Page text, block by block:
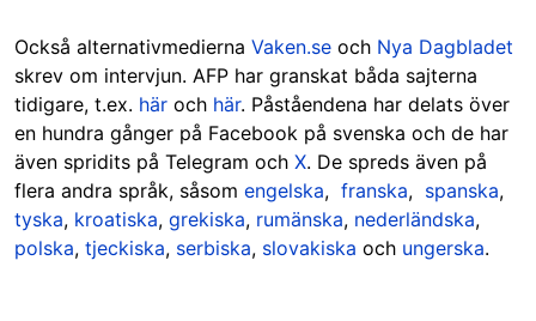
Också alternativmedierna Vaken.se och Nya Dagbladet
skrev om intervjun. AFP har granskat båda sajterna
tidigare, t.ex. här och här. Påståendena har delats över
en hundra gånger på Facebook på svenska och de har
även spridits på Telegram och X. De spreds även på
flera andra språk, såsom engelska, franska, spanska,
tyska, kroatiska, grekiska, rumänska, nederländska,
polska, tjeckiska, serbiska, slovakiska och ungerska.